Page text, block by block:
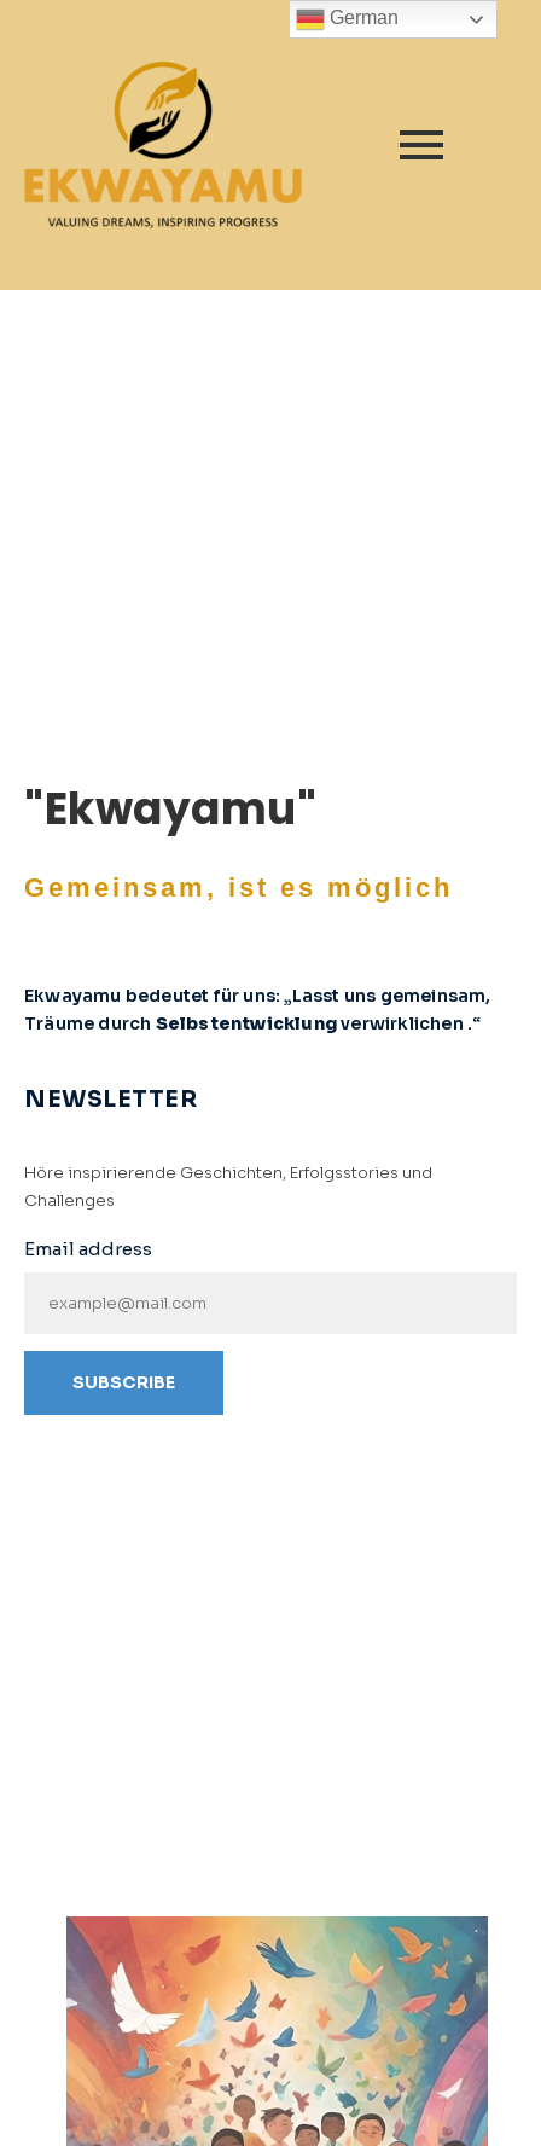
"Ekwayamu"
Gemeinsam, ist es möglich
Ekwayamu bedeutet für uns: „Lasst uns gemeinsam,
Träume durch Selbstentwicklungverwirklichen .“
NEWSLETTER
Höre inspirierende Geschichten, Erfolgsstories und
Challenges
Email address
German